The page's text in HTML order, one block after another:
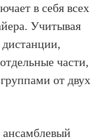
в себя всех
Учитывая
части,
от двух